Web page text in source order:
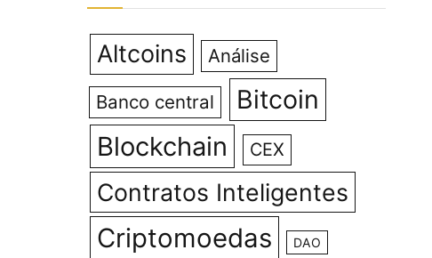
Altcoins Análise
Banco central
Bitcoin
Blockchain
CEX
Contratos Inteligentes
Criptomoedas DAO